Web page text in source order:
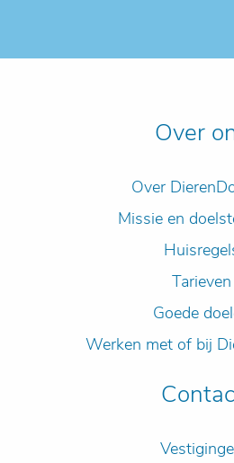
Over
Over
Missie en
Tarieven
Goede
Werken met of bij